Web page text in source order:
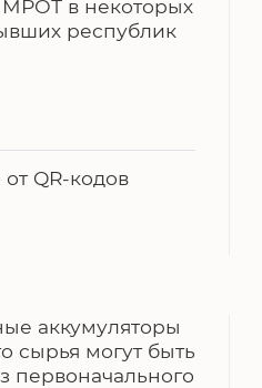
в некоторых
республик
QR-кодов
аккумуляторы
сырья могут быть
первоначального